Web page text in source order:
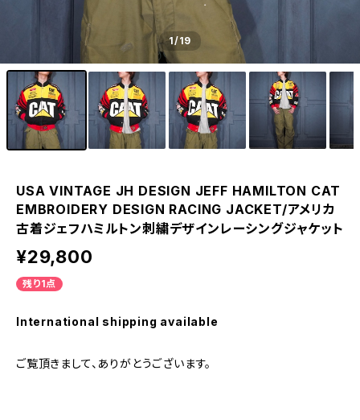
1/19
USA VINTAGE JH DESIGN JEFF HAMILTON CAT
EMBROIDERY DESIGN RACING JACKET/アメリカ
古着ジェフハミルトン刺繍デザインレーシングジャケット
¥29,800
残り1点
International shipping available
ご覧頂きまして、ありがとうございます。